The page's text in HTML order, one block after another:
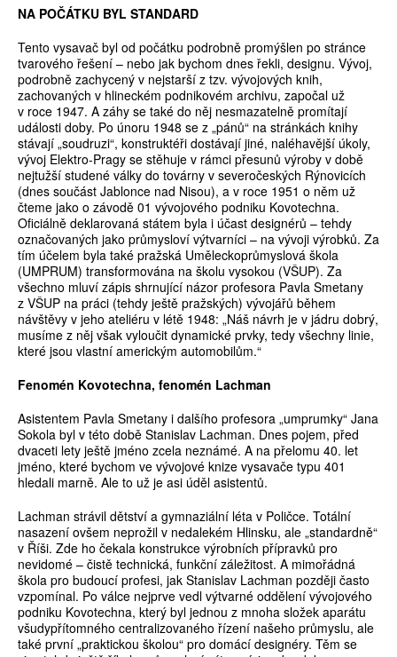
NA POČÁTKU BYL STANDARD
Tento vysavač byl od počátku podrobně promýšlen po stránce
tvarového řešení – nebo jak bychom dnes řekli, designu. Vývoj,
podrobně zachycený v nejstarší z tzv. vývojových knih,
zachovaných v hlineckém podnikovém archivu, započal už
v roce 1947. A záhy se také do něj nesmazatelně promítají
události doby. Po únoru 1948 se z „pánů“ na stránkách knihy
stávají „soudruzi“, konstruktéři dostávají jiné, naléhavější úkoly,
vývoj Elektro-Pragy se stěhuje v rámci přesunů výroby v době
nejtužší studené války do továrny v severočeských Rýnovicích
(dnes součást Jablonce nad Nisou), a v roce 1951 o něm už
čteme jako o závodě 01 vývojového podniku Kovotechna.
Oficiálně deklarovaná státem byla i účast designérů – tehdy
označovaných jako průmysloví výtvarníci – na vývoji výrobků. Za
tím účelem byla také pražská Uměleckoprůmyslová škola
(UMPRUM) transformována na školu vysokou (VŠUP). Za
všechno mluví zápis shrnující názor profesora Pavla Smetany
z VŠUP na práci (tehdy ještě pražských) vývojářů během
návštěvy v jeho ateliéru v létě 1948: „Náš návrh je v jádru dobrý,
musíme z něj však vyloučit dynamické prvky, tedy všechny linie,
které jsou vlastní americkým automobilům.“
Fenomén Kovotechna, fenomén Lachman
Asistentem Pavla Smetany i dalšího profesora „umprumky“ Jana
Sokola byl v této době Stanislav Lachman. Dnes pojem, před
dvaceti lety ještě jméno zcela neznámé. A na přelomu 40. let
jméno, které bychom ve vývojové knize vysavače typu 401
hledali marně. Ale to už je asi úděl asistentů.
Lachman strávil dětství a gymnaziální léta v Poličce. Totální
nasazení ovšem neprožil v nedalekém Hlinsku, ale „standardně“
v Říši. Zde ho čekala konstrukce výrobních přípravků pro
nevidomé – čistě technická, funkční záležitost. A mimořádná
škola pro budoucí profesi, jak Stanislav Lachman později často
vzpomínal. Po válce nejprve vedl výtvarné oddělení vývojového
podniku Kovotechna, který byl jednou z mnoha složek aparátu
všudypřítomného centralizovaného řízení našeho průmyslu, ale
také první „praktickou školou“ pro domácí designéry. Těm se